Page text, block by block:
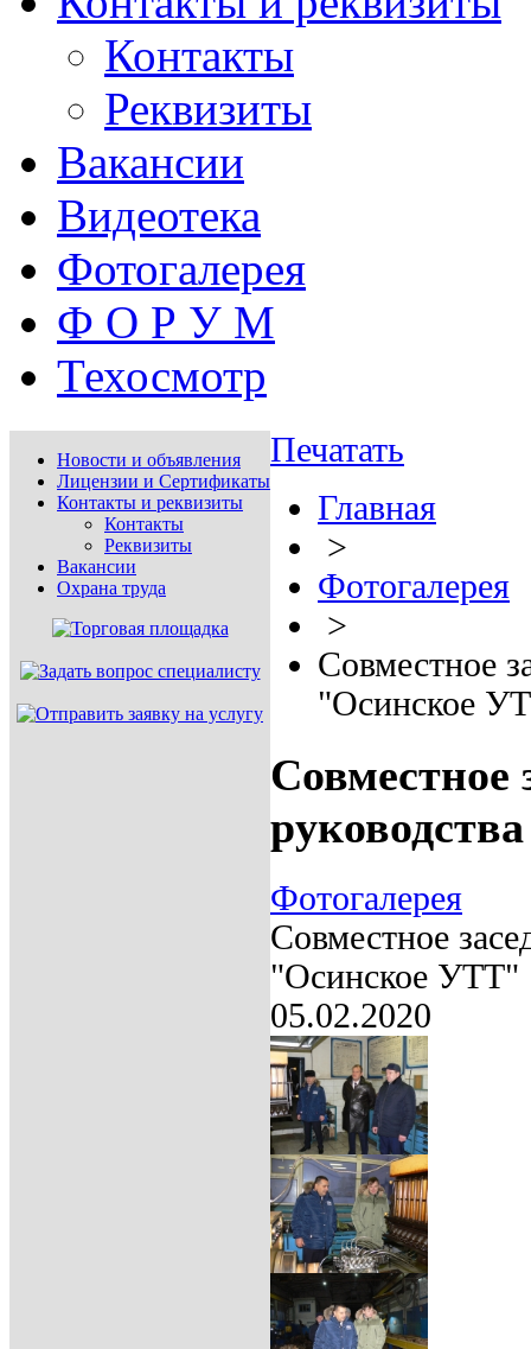
Контакты
Реквизиты
Вакансии
Видеотека
Фотогалерея
Ф О Р У М
Техосмотр
Новости и объявления
Лицензии и Сертификаты
Контакты и реквизиты
Контакты
Реквизиты
Вакансии
Охрана труда
Печатать
Главная
>
Фотогалерея
>
Совместное
"Осинское
Фотогалерея
Совместное
"Осинское УТТ"
05.02.2020